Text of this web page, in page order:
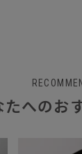
たへのお